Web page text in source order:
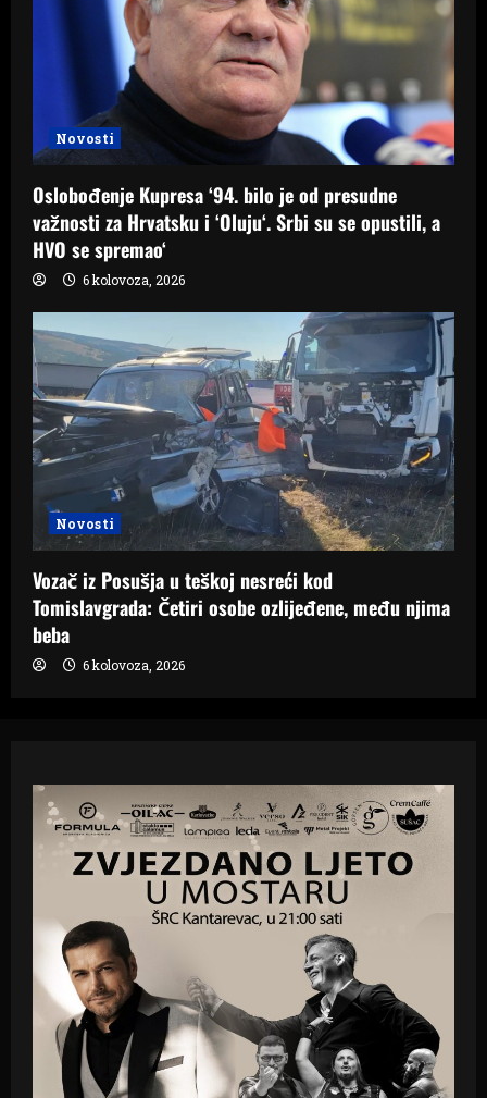
Novosti
Oslobođenje Kupresa ‘94. bilo je od presudne
važnosti za Hrvatsku i ‘Oluju‘. Srbi su se opustili, a
HVO se spremao‘
6 kolovoza, 2026
Novosti
Vozač iz Posušja u teškoj nesreći kod
Tomislavgrada: Četiri osobe ozlijeđene, među njima
beba
6 kolovoza, 2026